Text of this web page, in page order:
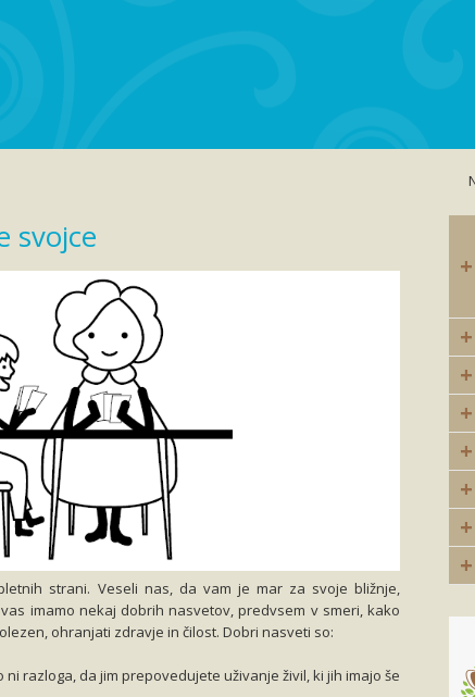
svojce
strani. Veseli nas, da vam je mar za svoje bližnje,
imamo nekaj dobrih nasvetov, predvsem v smeri, kako
ohranjati zdravje in čilost. Dobri nasveti so:
razloga, da jim prepovedujete uživanje živil, ki jih imajo še